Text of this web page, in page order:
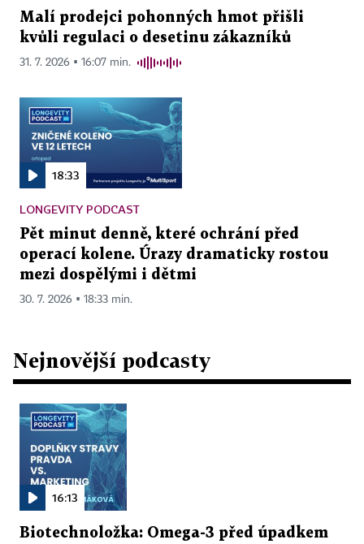
Malí prodejci pohonných hmot přišli
kvůli regulaci o desetinu zákazníků
31. 7. 2026 ▪ 16:07 min.
18:33
LONGEVITY PODCAST
Pět minut denně, které ochrání před
operací kolene. Úrazy dramaticky rostou
mezi dospělými i dětmi
30. 7. 2026 ▪ 18:33 min.
Nejnovější podcasty
16:13
Biotechnoložka: Omega-3 před úpadkem